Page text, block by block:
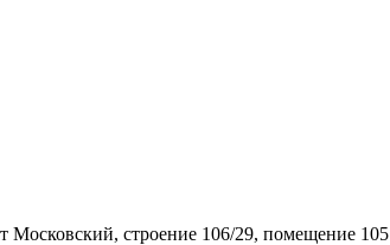
Московский, строение 106/29, помещение 105